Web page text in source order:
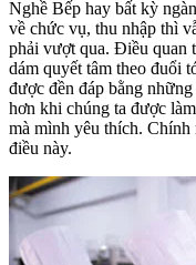
Nghề Bếp hay bất kỳ
về chức vụ, thu nhập thì
phải vượt qua. Điều quan
dám quyết tâm theo đuổi
được đền đáp bằng
hơn khi chúng ta được
mà mình yêu thích. Chính
điều này.